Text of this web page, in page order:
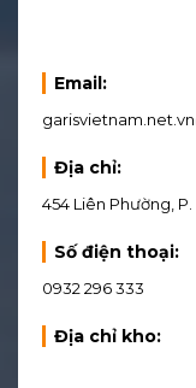
Email:
Địa chỉ:
454 Liên Phường,
Số điện thoại:
0932 296 333
Địa chỉ kho: